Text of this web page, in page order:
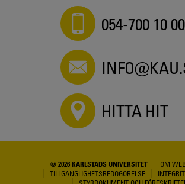
054-700 10 00
HITTA HIT
© 2026 KARLSTADS UNIVERSITET
OM
TILLGÄNGLIGHETSREDOGÖRELSE